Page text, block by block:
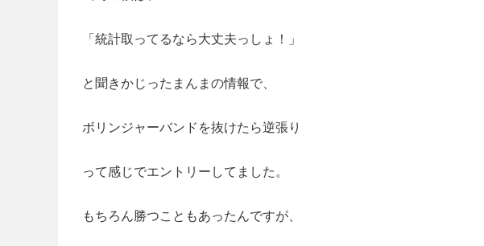
「統計取ってるなら大丈夫っしょ！」
と聞きかじったまんまの情報で、
ボリンジャーバンドを抜けたら逆張り
って感じでエントリーしてました。
もちろん勝つこともあったんですが、